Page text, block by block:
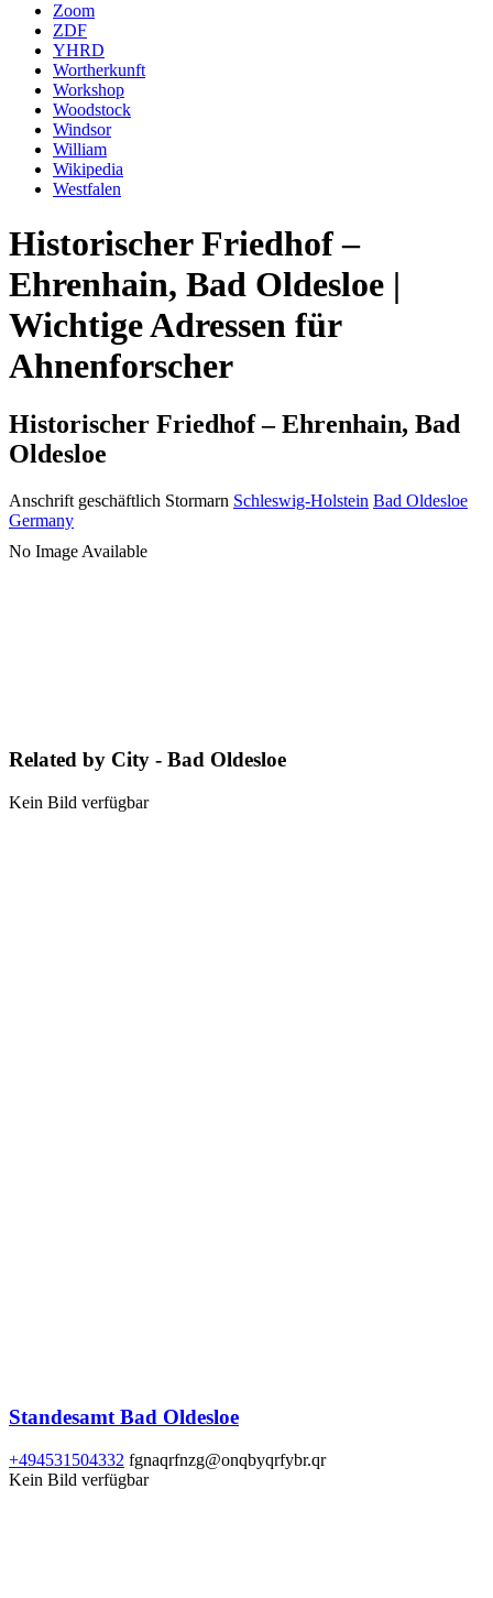
Zoom
ZDF
YHRD
Wortherkunft
Workshop
Woodstock
Windsor
William
Wikipedia
Westfalen
Historischer Friedhof –
Ehrenhain, Bad Oldesloe |
Wichtige Adressen für
Ahnenforscher
Historischer Friedhof – Ehrenhain, Bad
Oldesloe
Anschrift geschäftlich Stormarn Schleswig-Holstein Bad Oldesloe
Germany
No Image Available
Related by City - Bad Oldesloe
Kein Bild verfügbar
Standesamt Bad Oldesloe
+494531504332 fgnaqrfnzg@onqbyqrfybr.qr
Kein Bild verfügbar